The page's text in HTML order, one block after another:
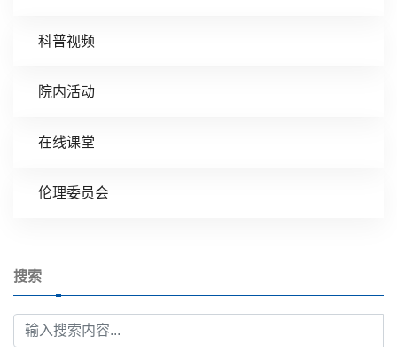
科普视频
院内活动
在线课堂
伦理委员会
搜索